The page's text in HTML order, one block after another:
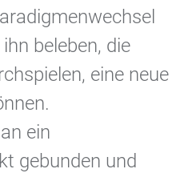
beleben, die
eine neue
ein
gebunden und